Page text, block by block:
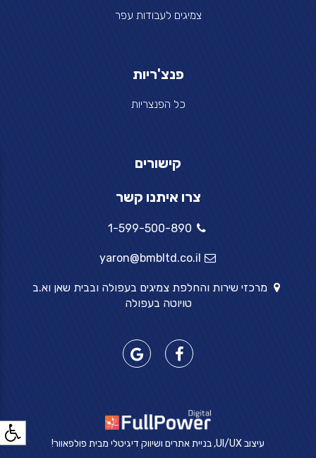
צמיגים לעבודות עפר
פנצ'ריות
כל הפנצריות
קישורים
צרו איתנו קשר
1-599-500-890
yaron@bmbltd.co.il
מרכזי שירות והחלפת צמיגים בעפולה ובבית שאן וא.ב
טויוטה בעפולה
עיצוב UI/UX, בניית אתרים ושיווק דיגיטלי מבית פולפאוור!